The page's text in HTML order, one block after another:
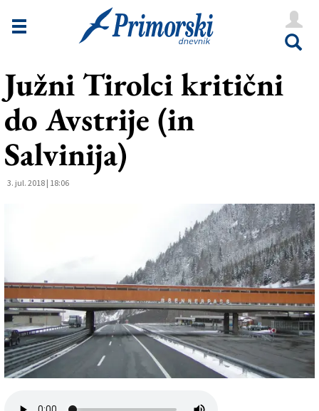
Novice
Goriška
Kultura
Šport
Še
Uredništvo
Oglasi
Založnik
Zadruga PD
Južni Tirolci kritični
do Avstrije (in
Salvinija)
3. jul. 2018 | 18:06